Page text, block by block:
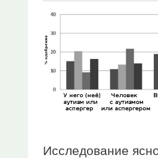
Исследование